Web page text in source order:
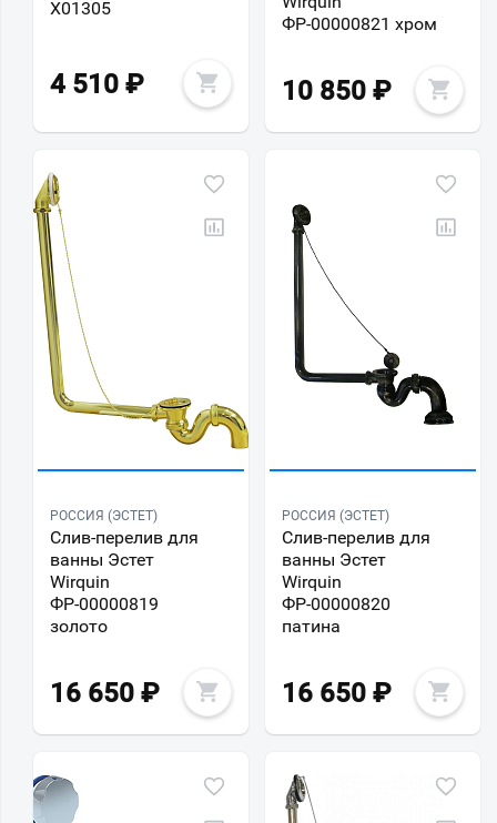
X01305
4 510 ₽
ФР-00000821 хром
10 850 ₽
РОССИЯ (ЭСТЕТ)
Слив-перелив для
ванны Эстет
Wirquin
ФР-00000819
золото
16 650 ₽
РОССИЯ (ЭСТЕТ)
Слив-перелив для
ванны Эстет
Wirquin
ФР-00000820
патина
16 650 ₽